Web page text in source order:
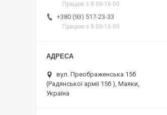
Працює з 8:00-16:00
+380 (93) 517-23-33
Працює з 8:00-16:00
вул. Преображенська 15б
(Радянської армії 15б ), Маяки,
Україна